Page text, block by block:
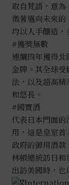
取自梵語，意
徵著邁向未來
均以人手釀造，
#獲獎無數
連續四年獲得
金牌。其全球
法，以及超高
和悠長。
#國寶酒
代表日本門面
用，這是皇室
政府的御用酒
林頓總統訪日
出訪美國時，也